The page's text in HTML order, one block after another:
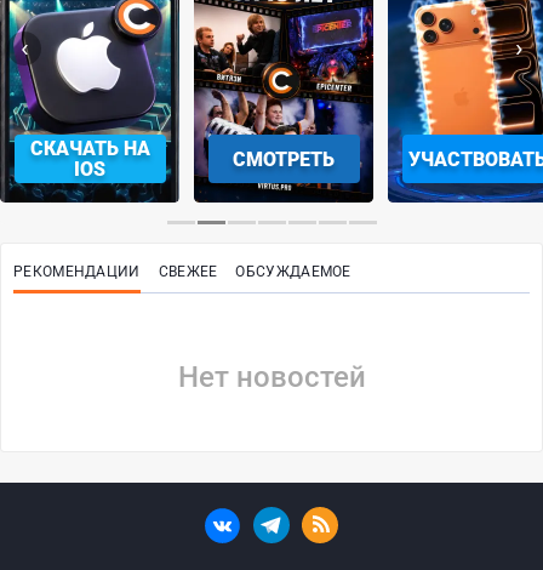
СКАЧАТЬ НА
IOS
СМОТРЕТЬ
‹ ›
РЕКОМЕНДАЦИИ СВЕЖЕЕ ОБСУЖДАЕМОЕ
Нет новостей